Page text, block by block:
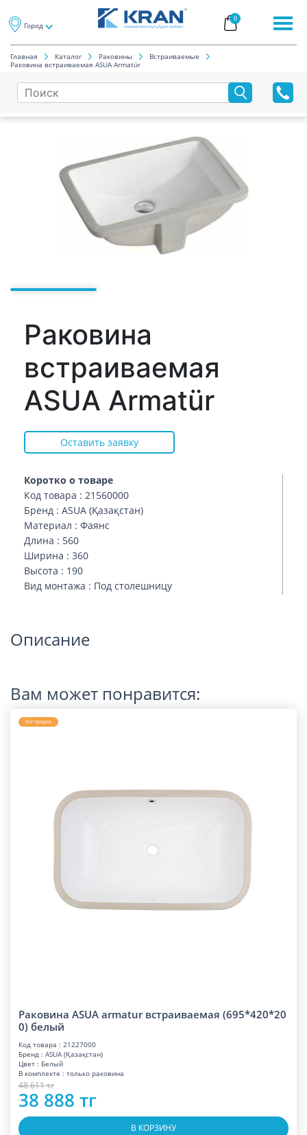
Город
0
Главная Каталог Раковины
Встраиваемые
Раковина встраиваемая ASUA Armatür
Раковина
встраиваемая
ASUA Armatür
Коротко о товаре
Код товара : 21560000
Бренд : ASUA (Қазақстан)
Материал : Фаянс
Длина : 560
Ширина : 360
Высота : 190
Вид монтажа : Под столешницу
Оставить заявку
Описание
Вам может понравится:
Хит продаж
Раковина ASUA armatur встраиваемая (695*420*20
0) белый
Код товара : 21227000
Бренд : ASUA (Қазақстан)
Цвет : Белый
В комплекте : только раковина
48 611 тг
38 888 тг
В КОРЗИНУ